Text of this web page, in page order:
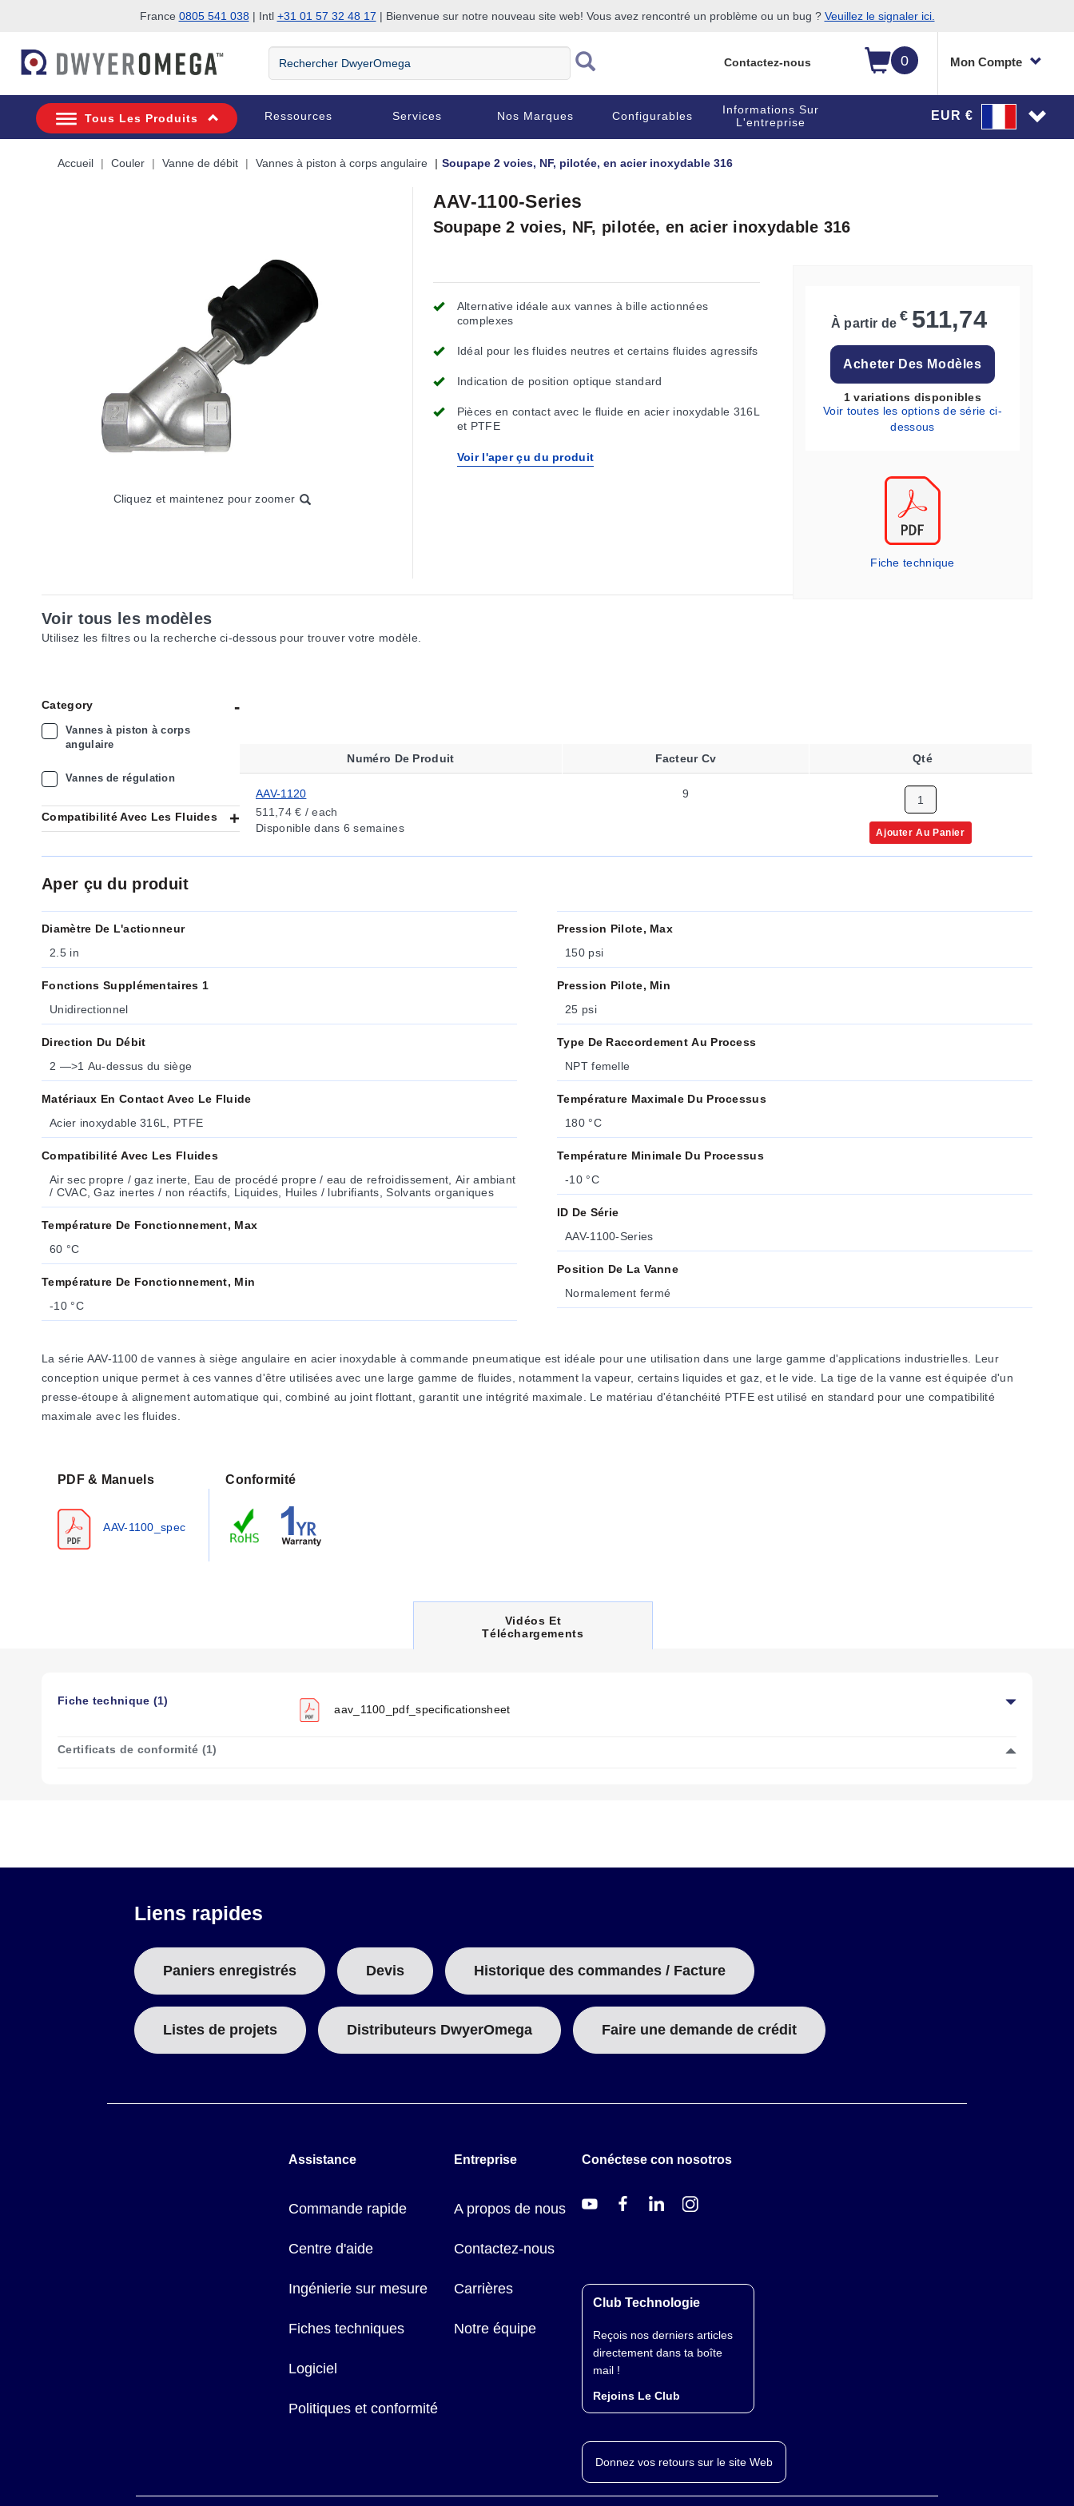
France 0805 541 038| Intl +31 01 57 32 48 17 | Bienvenue sur notre nouveau site web! Vous avez rencontré un problème ou un bug ? Veuillez le signaler ici.
0 Mon Compte
Rechercher
DwyerOmega
Contactez-nous
Tous Les Produits Ressources Services Nos Marques Configurables
Informations Sur
L'entreprise
EUR €
Accueil Couler Vanne de débit Vannes à piston à corps angulaire Soupape 2 voies, NF, pilotée, en acier inoxydable 316
Cliquez et maintenez pour zoomer
AAV-1100-Series
Soupape 2 voies, NF, pilotée, en acier inoxydable 316
Alternative idéale aux vannes à bille actionnées
complexes
Idéal pour les fluides neutres et certains fluides agressifs
Indication de position optique standard
Pièces en contact avec le fluide en acier inoxydable 316L
et PTFE
Voir l'aper çu du produit
À partir de € 511,74
Acheter Des Modèles
1 variations disponibles
Voir toutes les options de série ci-
dessous
Fiche technique
Voir tous les modèles
Utilisez les filtres ou la recherche ci-dessous pour trouver votre modèle.
Category
Vannes à piston à corps
angulaire
Vannes de régulation
Compatibilité Avec Les Fluides
Numéro De Produit Facteur Cv Qté
AAV-1120
511,74 € / each
Disponible dans 6 semaines
9
Ajouter Au Panier
Aper çu du produit
Diamètre De L'actionneur
2.5 in
Fonctions Supplémentaires 1
Unidirectionnel
Direction Du Débit
2 —>1 Au-dessus du siège
Matériaux En Contact Avec Le Fluide
Acier inoxydable 316L, PTFE
Compatibilité Avec Les Fluides
Air sec propre / gaz inerte, Eau de procédé propre / eau de refroidissement, Air ambiant
/ CVAC, Gaz inertes / non réactifs, Liquides, Huiles / lubrifiants, Solvants organiques
Température De Fonctionnement, Max
60 °C
Température De Fonctionnement, Min
-10 °C
Pression Pilote, Max
150 psi
Pression Pilote, Min
25 psi
Type De Raccordement Au Process
NPT femelle
Température Maximale Du Processus
180 °C
Température Minimale Du Processus
-10 °C
ID De Série
AAV-1100-Series
Position De La Vanne
Normalement fermé
La série AAV-1100 de vannes à siège angulaire en acier inoxydable à commande pneumatique est idéale pour une utilisation dans une large gamme d'applications industrielles. Leur
conception unique permet à ces vannes d'être utilisées avec une large gamme de fluides, notamment la vapeur, certains liquides et gaz, et le vide. La tige de la vanne est équipée d'un
presse-étoupe à alignement automatique qui, combiné au joint flottant, garantit une intégrité maximale. Le matériau d'étanchéité PTFE est utilisé en standard pour une compatibilité
maximale avec les fluides.
PDF & Manuels
AAV-1100_spec
Conformité
C
U
T
Vidéos Et
Téléchargements
Fiche technique (1)
aav_1100_pdf_specificationsheet
Certificats de conformité (1)
Liens rapides
Paniers enregistrés Devis Historique des commandes / Facture
Listes de projets Distributeurs DwyerOmega Faire une demande de crédit
Assistance
Commande rapide
Centre d'aide
Ingénierie sur mesure
Fiches techniques
Logiciel
Politiques et conformité
Entreprise
A propos de nous
Contactez-nous
Carrières
Notre équipe
Conéctese con nosotros
Club Technologie
Reçois nos derniers articles
directement dans ta boîte
mail !
Rejoins Le Club
Donnez vos retours sur le site Web